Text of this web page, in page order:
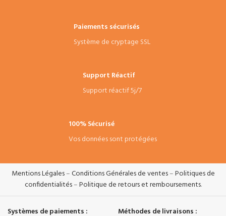
Paiements sécurisés
Système de cryptage SSL
Support Réactif
Support réactif 5j/7
100% Sécurisé
Vos données sont protégées
Mentions Légales–Conditions Générales de ventes–Politiques de
confidentialités–Politique de retours et remboursements.
Systèmes de paiements : Méthodes de livraisons :